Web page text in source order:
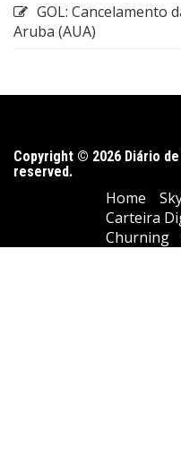
GOL: Cancelamento
Aruba (AUA)
Copyright © 2026 Diário
reserved.
Home
Carteira
Churning